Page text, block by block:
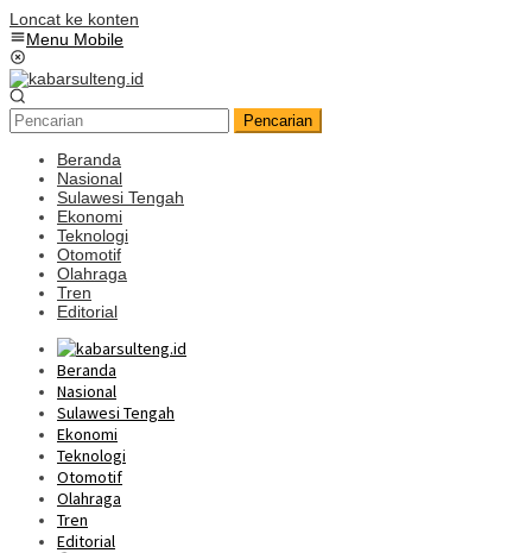
Loncat ke konten
Menu Mobile
Pencarian
Beranda
Nasional
Sulawesi Tengah
Ekonomi
Teknologi
Otomotif
Olahraga
Tren
Editorial
Beranda
Nasional
Sulawesi Tengah
Ekonomi
Teknologi
Otomotif
Olahraga
Tren
Editorial